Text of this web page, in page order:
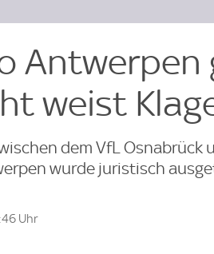
Antwerpen
weist
dem VfL Osnabrück
wurde juristisch
Uhr